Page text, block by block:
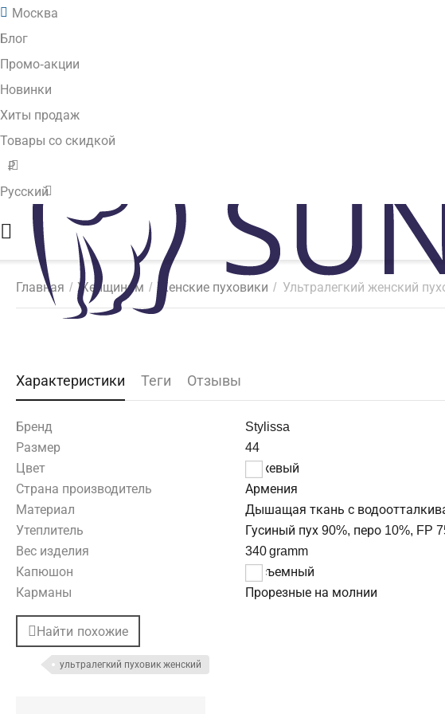
Москва
Блог
Промо-акции
Новинки
Хиты продаж
Товары со скидкой
₽
Русский
Главная / Женщинам / Женские пуховики / Ультралегкий женский
Характеристики Теги Отзывы
Бренд
Stylissa
Размер
44
Цвет
Бежевый
Страна производитель
Армения
Материал
Дышащая ткань с
Утеплитель
Гусиный пух 90%, перо 10%, FP
Вес изделия
340gramm
Капюшон
Несъемный
Карманы
Прорезные на молнии
Найти похожие
ультралегкий пуховик женский